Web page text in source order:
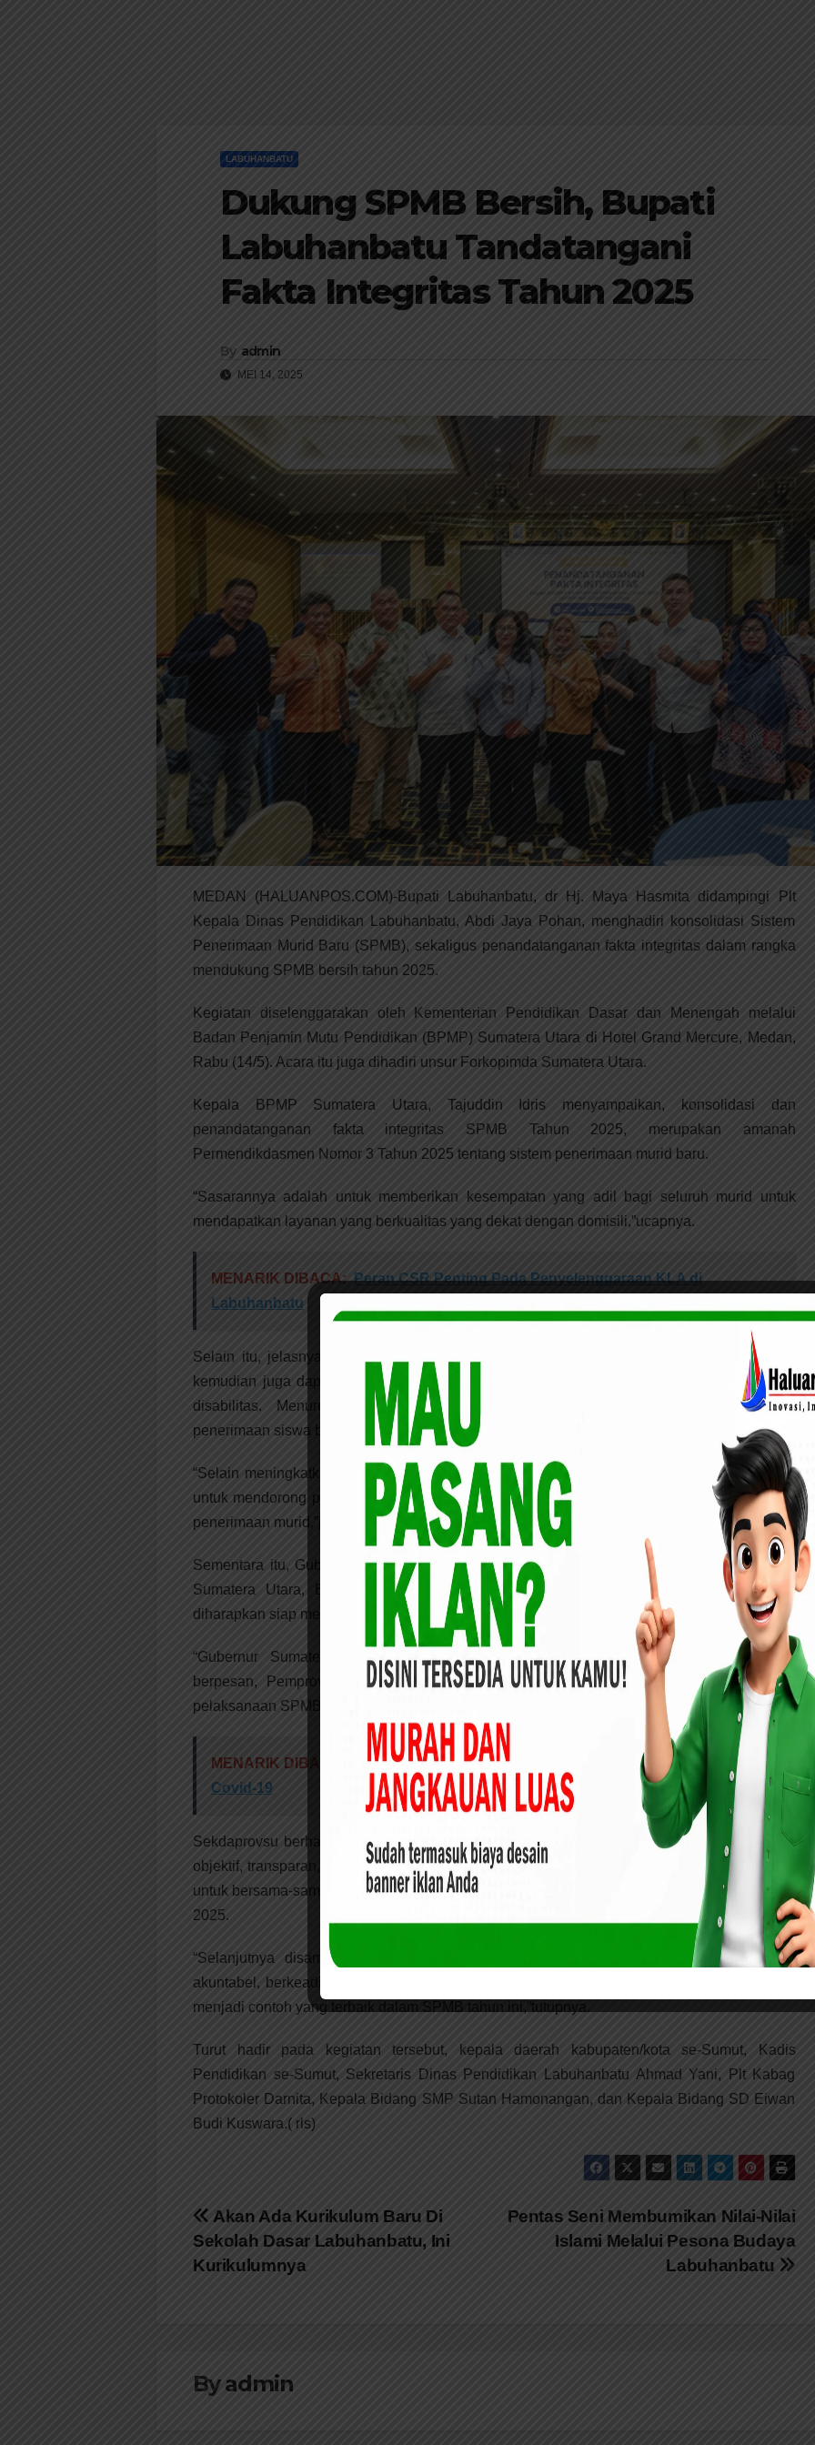
LABUHANBATU
Dukung SPMB Bersih, Bupati
Labuhanbatu Tandatangani
Fakta Integritas Tahun 2025
By admin
MEI 14, 2025
MEDAN (HALUANPOS.COM)-Bupati Labuhanbatu, dr Hj. Maya Hasmita didampingi Plt
Kepala Dinas Pendidikan Labuhanbatu, Abdi Jaya Pohan, menghadiri konsolidasi Sistem
Penerimaan Murid Baru (SPMB), sekaligus penandatanganan fakta integritas dalam rangka
mendukung SPMB bersih tahun 2025.
Kegiatan diselenggarakan oleh Kementerian Pendidikan Dasar dan Menengah melalui
Badan Penjamin Mutu Pendidikan (BPMP) Sumatera Utara di Hotel Grand Mercure, Medan,
Rabu (14/5). Acara itu juga dihadiri unsur Forkopimda Sumatera Utara.
Kepala BPMP Sumatera Utara, Tajuddin Idris menyampaikan, konsolidasi dan
penandatanganan fakta integritas SPMB Tahun 2025, merupakan amanah
Permendikdasmen Nomor 3 Tahun 2025 tentang sistem penerimaan murid baru.
“Sasarannya adalah untuk memberikan kesempatan yang adil bagi seluruh murid untuk
mendapatkan layanan yang berkualitas yang dekat dengan domisili,”ucapnya.
MENARIK DIBACA: Peran CSR Penting Pada Penyelenggaraan KLA di
Labuhanbatu
Selain itu, jelasnya, kegiatan ini bertujuan untuk meningkatkan layanan pendidikan yang
kemudian juga dapat dinikmati bagi keluarga kurang mampu, dan bagi murid penyandang
disabilitas. Menurutnya, keterlibatan masyarakat sangat dibutuhkan dalam proses
penerimaan siswa baru.
“Selain meningkatkan akses pendidikan secara luas kepada masyarakat, kegiatan ini juga
untuk mendorong potensi murid dan mengoptimalkan keterlibatan masyarakat dalam proses
penerimaan murid,”jelasnya.
Sementara itu, Gubernur Sumatera Utara, Muhammad Bobby Afif Nasution, melalui Sekda
Sumatera Utara, Effendi Pohan, berpesan, Pemprov Sumut dan para kepala daerah
diharapkan siap mendukung pelaksanaan SPMB 2025 ini.
“Gubernur Sumatera Utara menyampaikan bahwa bapak Gubernur Sumatera Utara
berpesan, Pemprov Sumut dan kepala daerah kabupaten/kota harus siap mendukung
pelaksanaan SPMB 2025 ini,”pesannya.
MENARIK DIBACA:
Bupati Labuhanbatu Hadiri Rakor Percepatan Penanganan
Covid-19
Sekdaprovsu berharap, pelaksanaan SPMB Tahun 2025 dapat dilaksanakan secara bersih,
objektif, transparan, akuntabel, berkeadilan dan tanpa adanya diskriminasi. Sekda mengajak
untuk bersama-sama mewujudkan Sumatera Utara menjadi contoh terbaik pada SPMB tahun
2025.
“Selanjutnya disampaikan agar pelaksanaan SPMB harus bersih, objektif, transparan,
akuntabel, berkeadilan, dan tanpa diskriminasi. Mari kita wujudkan provinsi Sumatera Utara
menjadi contoh yang terbaik dalam SPMB tahun ini,”tutupnya.
Turut hadir pada kegiatan tersebut, kepala daerah kabupaten/kota se-Sumut, Kadis
Pendidikan se-Sumut, Sekretaris Dinas Pendidikan Labuhanbatu Ahmad Yani, Plt Kabag
Protokoler Darnita, Kepala Bidang SMP Sutan Hamonangan, dan Kepala Bidang SD Eiwan
Budi Kuswara.( rls)
Navigasi
pos
Pentas Seni Membumikan Nilai-Nilai
Islami Melalui Pesona Budaya
Labuhanbatu
Akan Ada Kurikulum Baru Di
Sekolah Dasar Labuhanbatu, Ini
Kurikulumnya
Byadmin